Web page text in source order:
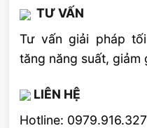
TƯ VẤN
Tư vấn giải pháp
tăng năng suất, giảm
LIÊN HỆ
Hotline: 0979.916.327